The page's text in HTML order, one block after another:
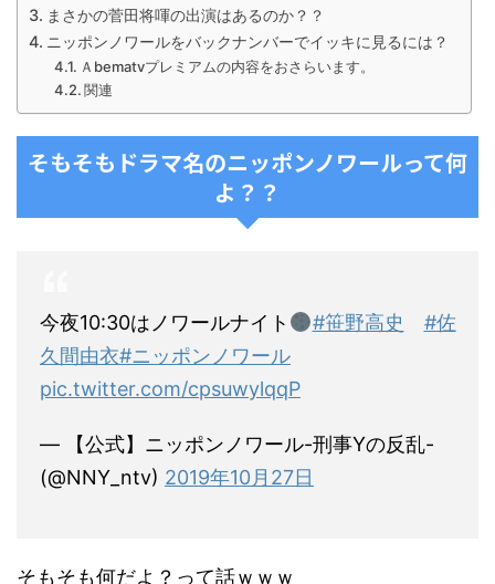
まさかの菅田将喗の出演はあるのか？？
ニッポンノワールをバックナンバーでイッキに見るには？
Ａbematvプレミアムの内容をおさらいます。
関連
そもそもドラマ名のニッポンノワールって何
よ？？
今夜10:30はノワールナイト #笹野高史
#佐
久間由衣#ニッポンノワール
pic.twitter.com/cpsuwylqqP
— 【公式】ニッポンノワール-刑事Yの反乱-
(@NNY_ntv) 2019年10月27日
そもそも何だよ？って話ｗｗｗ